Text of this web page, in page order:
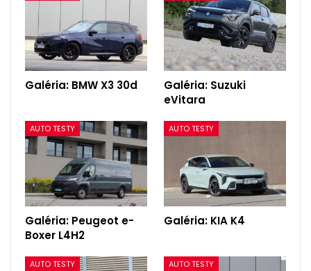
Galéria: BMW X3 30d
Galéria: Suzuki
eVitara
AUTO TESTY
Galéria: Peugeot e-
Boxer L4H2
AUTO TESTY
Galéria: KIA K4
AUTO TESTY AUTO TESTY